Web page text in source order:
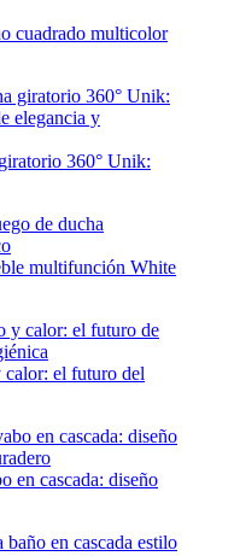
cuadrado multicolor
360° Unik:
multifunción White
el futuro del
en cascada: diseño